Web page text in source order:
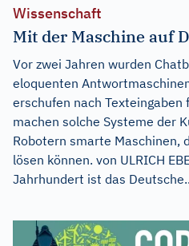
Wissenschaft
Mit der Maschine auf
Vor zwei Jahren wurden
eloquenten
erschufen nach Texteingaben
machen solche Systeme der
Robotern smarte Maschinen,
lösen können. von ULRICH
Jahrhundert ist das